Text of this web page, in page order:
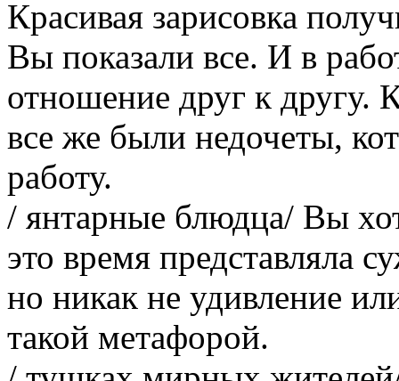
Красивая зарисовка
Вы показали все. И в
отношение друг к другу.
все же были недочеты,
работу.
/ янтарные блюдца/ Вы
это время представляла
но никак не удивление
такой метафорой.